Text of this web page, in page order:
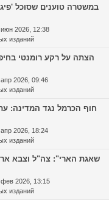
июн 2026, 12:38
изданий
2026, 09:46
изданий
2026, 18:24
изданий
2026, 13:15
изданий